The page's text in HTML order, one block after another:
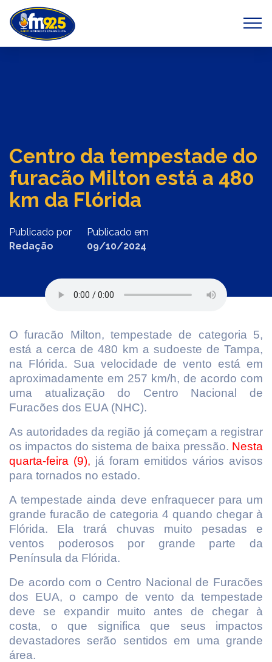
Previous Next
Centro da tempestade do
furacão Milton está a 480
km da Flórida
Publicado por
Redação
Publicado em
09/10/2024
O furacão Milton, tempestade de categoria 5,
está a cerca de 480 km a sudoeste de Tampa,
na Flórida. Sua velocidade de vento está em
aproximadamente em 257 km/h, de acordo com
uma atualização do Centro Nacional de
Furacões dos EUA (NHC).
As autoridades da região já começam a registrar
os impactos do sistema de baixa pressão. Nesta
quarta-feira (9), já foram emitidos vários avisos
para tornados no estado.
A tempestade ainda deve enfraquecer para um
grande furacão de categoria 4 quando chegar à
Flórida. Ela trará chuvas muito pesadas e
ventos poderosos por grande parte da
Península da Flórida.
De acordo com o Centro Nacional de Furacões
dos EUA, o campo de vento da tempestade
deve se expandir muito antes de chegar à
costa, o que significa que seus impactos
devastadores serão sentidos em uma grande
área.